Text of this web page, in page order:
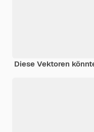
Diese Vektoren